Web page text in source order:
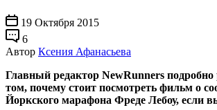
19 Октября 2015
6
Автор Ксения Афанасьева
Главный редактор NewRunners подробно
том, почему стоит посмотреть фильм о
Йоркского марафона Фреде Лебоу, если